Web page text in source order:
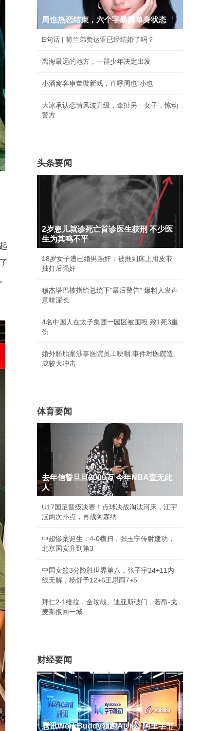
周也热恋结束，六个字暴露单身状态
E句话 | 荷兰弟赞达亚已经结婚了吗？
离海最远的地方，一群少年决定出发
小酒窝客串董璇新戏，直呼周也“小也”
大冰承认恋情风波升级，牵扯另一女子，惊动
警方
头条要闻
2岁患儿就诊死亡首诊医生获刑 不少医
生为其鸣不平
18岁女子遭已婚男强奸：被推到床上用皮带
抽打后强奸
穆杰塔巴被指给总统下"最后警告" 爆料人发声
意味深长
4名中国人在太子集团一园区被围殴 致1死3重
伤
婚外胚胎案涉事医院员工哽咽:事件对医院造
成较大冲击
体育要闻
去年信誓旦旦3000万 今年NBA查无此
人
U17国足晋级决赛！点球决战淘汰河床，江宇
涵两次扑点，再战阿森纳
中超惨案诞生：4-0横扫，张玉宁传射建功，
北京国安升到第3
中国女篮3分险胜世界第八，张子宇24+11内
线无解，杨舒予12+6王思雨7+5
拜仁2-1维拉，金玟哉、迪亚斯破门，若昂-戈
麦斯扳回一城
财经要闻
腾讯WorkBuddy领跑AI办公 阿里字节